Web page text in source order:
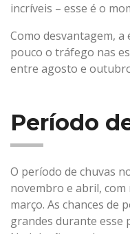
incríveis – esse é o
Como desvantagem, a
pouco o tráfego nas
entre agosto e
Período
O período de chuvas
novembro e abril,
março. As chances de
grandes durante esse